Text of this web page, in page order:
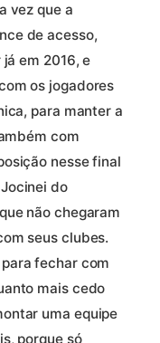
vez que a
de acesso,
em 2016, e
os jogadores
para manter a
com
nesse final
do
não chegaram
seus clubes.
fechar com
mais cedo
uma equipe
porque só